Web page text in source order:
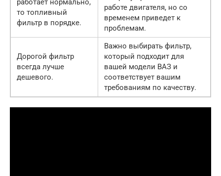
работает нормально,
то топливный
фильтр в порядке.
работе двигателя, но со
временем приведет к
проблемам.
Дорогой фильтр
всегда лучше
дешевого.
Важно выбирать фильтр,
который подходит для
вашей модели ВАЗ и
соответствует вашим
требованиям по качеству.